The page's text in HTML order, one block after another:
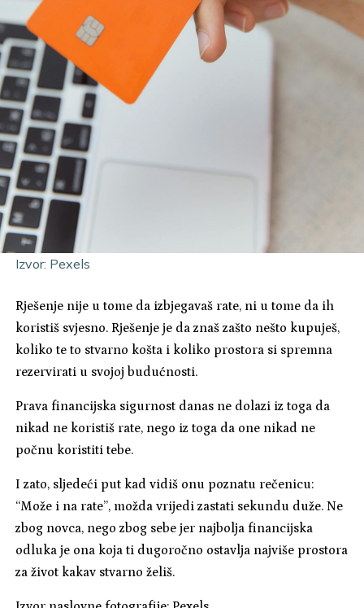
Izvor: Pexels
Rješenje nije u tome da izbjegavaš rate, ni u tome da ih
koristiš svjesno. Rješenje je da znaš zašto nešto kupuješ,
koliko te to stvarno košta i koliko prostora si spremna
rezervirati u svojoj budućnosti.
Prava financijska sigurnost danas ne dolazi iz toga da
nikad ne koristiš rate, nego iz toga da one nikad ne
počnu koristiti tebe.
I zato, sljedeći put kad vidiš onu poznatu rečenicu:
“Može i na rate”, možda vrijedi zastati sekundu duže. Ne
zbog novca, nego zbog sebe jer najbolja financijska
odluka je ona koja ti dugoročno ostavlja najviše prostora
za život kakav stvarno želiš.